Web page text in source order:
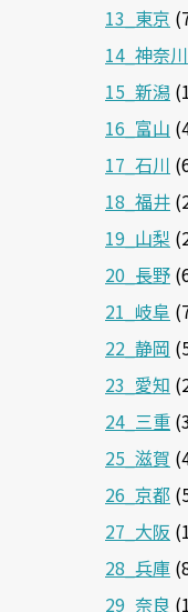
13_東京
14_神奈川
15_新潟
16_富山
17_石川
18_福井
19_山梨
20_長野
21_岐阜
22_静岡
23_愛知
24_三重
25_滋賀
26_京都
27_大阪
28_兵庫
29_奈良